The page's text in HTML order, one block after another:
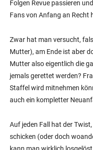
Folgen Revue passieren
Fans von Anfang an Recht
Zwar hat man versucht,
Mutter), am Ende ist aber
Mutter also eigentlich die
jemals gerettet werden?
Staffel wird mitnehmen
auch ein kompletter
Auf jeden Fall hat der
schicken (oder doch